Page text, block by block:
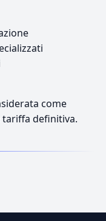
come
definitiva.